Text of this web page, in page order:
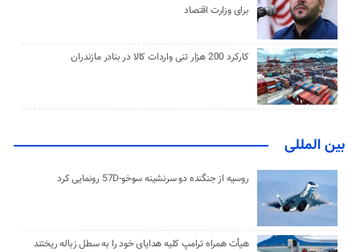
برای وزارت اقتصاد
کارکرد 200 هزار تنی واردات کالا در بنادر مازندران
بین المللی
روسیه از جنگنده دو سرنشینه سوخو-57D رونمایی کرد
هیأت همراه ترامپ کلیه هدایای خود را به سطل زباله ریختند